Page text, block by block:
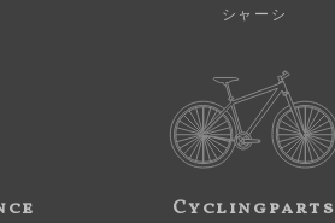
シャーシ
Cyclingparts